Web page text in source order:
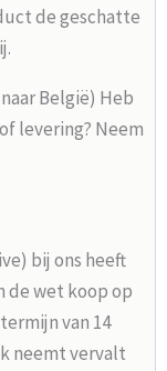
de geschatte
België) Heb
levering? Neem
bij ons heeft
de wet koop op
van 14
neemt vervalt